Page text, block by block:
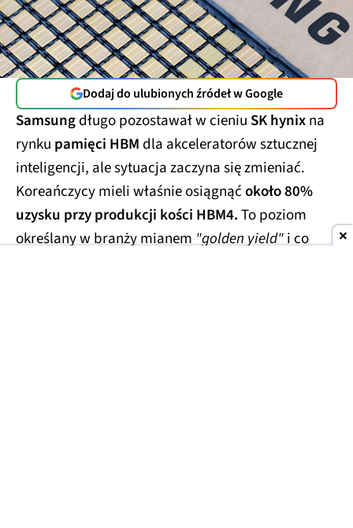
Dodaj do ulubionych źródeł w Google
Samsungdługo pozostawał w cieniu SK hynixna
rynku pamięci HBM dla akceleratorów sztucznej
inteligencji, ale sytuacja zaczyna się zmieniać.
Koreańczycy mieli właśnie osiągnąćokoło 80%
uzysku przy produkcji kości HBM4.To poziom
określany w branży mianem "golden yield"i co